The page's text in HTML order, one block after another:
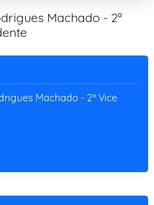
Machado - 2º
Machado - 2º Vice